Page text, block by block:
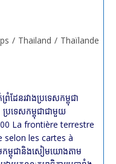
/ Thailand / Thaïlande
ដែនរវាងប្រទេសកម្ពុជា
រទេសកម្ពុជាជាមួយ
La frontière terrestre
selon les cartes à
កម្ពុជានិងសៀមយោងតាម